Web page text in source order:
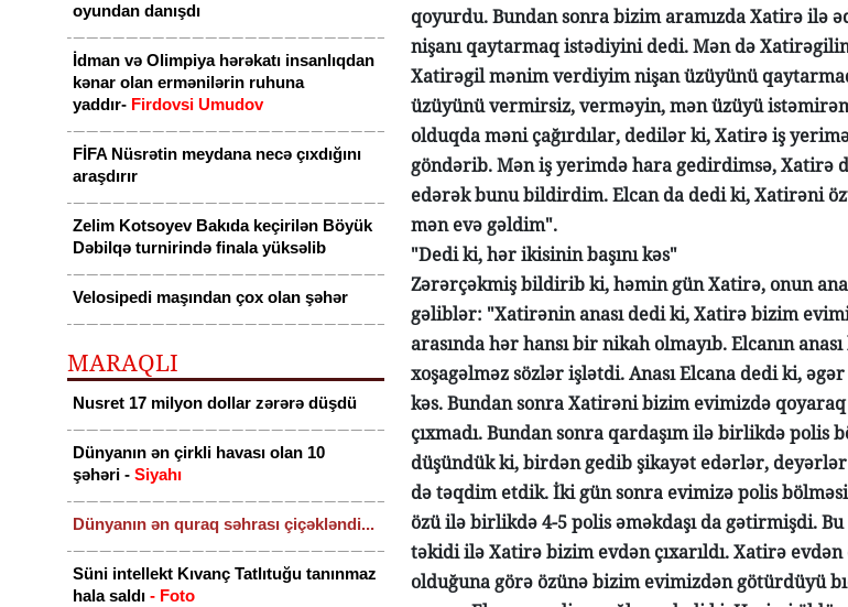
oyundan danışdı
İdman və Olimpiya hərəkatı insanlıqdan
kənar olan ermənilərin ruhuna
yaddır- Firdovsi Umudov
FİFA Nüsrətin meydana necə çıxdığını
araşdırır
Zelim Kotsoyev Bakıda keçirilən Böyük
Dəbilqə turnirində finala yüksəlib
Velosipedi maşından çox olan şəhər
MARAQLI
Nusret 17 milyon dollar zərərə düşdü
Dünyanın ən çirkli havası olan 10
şəhəri - Siyahı
Dünyanın ən quraq səhrası çiçəkləndi...
Süni intellekt Kıvanç Tatlıtuğu tanınmaz
hala saldı - Foto
qoyurdu. Bundan sonra bizim aramızda Xatirə ilə
nişanı qaytarmaq istədiyini dedi. Mən də
Xatirəgil mənim verdiyim nişan üzüyünü
üzüyünü vermirsiz, verməyin, mən üzüyü
olduqda məni çağırdılar, dedilər ki, Xatirə iş
göndərib. Mən iş yerimdə hara gedirdimsə, Xatirə
edərək bunu bildirdim. Elcan da dedi ki, Xatirəni
mən evə gəldim".
"Dedi ki, hər ikisinin başını kəs"
Zərərçəkmiş bildirib ki, həmin gün Xatirə, onun
gəliblər: "Xatirənin anası dedi ki, Xatirə bizim
arasında hər hansı bir nikah olmayıb. Elcanın
xoşagəlməz sözlər işlətdi. Anası Elcana dedi ki,
kəs. Bundan sonra Xatirəni bizim evimizdə
çıxmadı. Bundan sonra qardaşım ilə birlikdə
düşündük ki, birdən gedib şikayət edərlər, deyərlər
də təqdim etdik. İki gün sonra evimizə polis
özü ilə birlikdə 4-5 polis əməkdaşı da gətirmişdi.
təkidi ilə Xatirə bizim evdən çıxarıldı. Xatirə
olduğuna görə özünə bizim evimizdən götürdüyü